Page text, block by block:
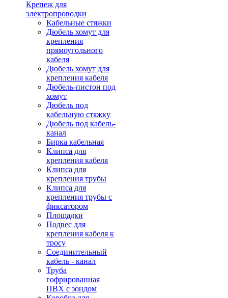
Крепеж для
электропроводки
Кабельные стяжки
Дюбель хомут для
крепления
прямоугольного
кабеля
Дюбель хомут для
крепления кабеля
Дюбель-пистон под
хомут
Дюбель под
кабельную стяжку
Дюбель под кабель-
канал
Бирка кабельная
Клипса для
крепления кабеля
Клипса для
крепления трубы
Клипса для
крепления трубы с
фиксатором
Площадки
Подвес для
крепления кабеля к
тросу
Соединительный
кабель - канал
Труба
гофрированная
ПВХ с зондом